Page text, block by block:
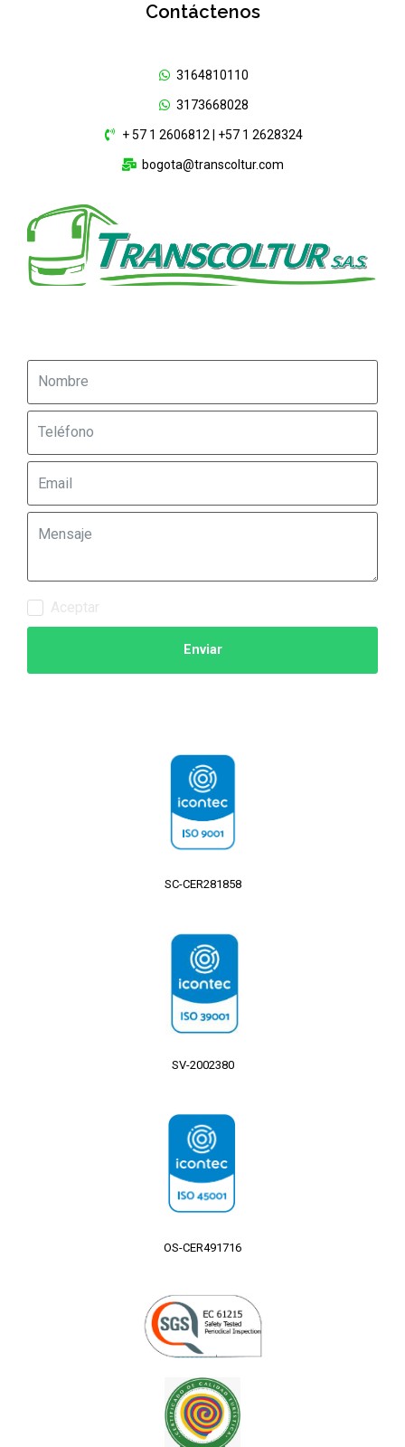
Contáctenos
3164810110
3173668028
+ 57 1 2606812 | +57 1 2628324
bogota@transcoltur.com
Aceptar
Enviar
SC-CER281858
SV-2002380
OS-CER491716